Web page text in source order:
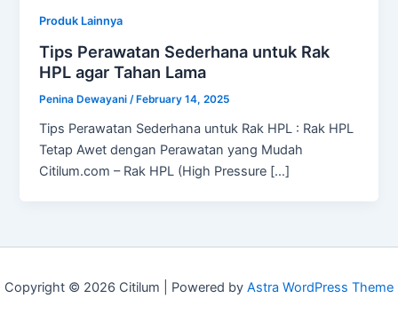
Produk Lainnya
Tips Perawatan Sederhana untuk Rak
HPL agar Tahan Lama
Penina Dewayani /February 14, 2025
Tips Perawatan Sederhana untuk Rak HPL : Rak HPL
Tetap Awet dengan Perawatan yang Mudah
Citilum.com – Rak HPL (High Pressure […]
Copyright © 2026 Citilum | Powered by Astra WordPress Theme